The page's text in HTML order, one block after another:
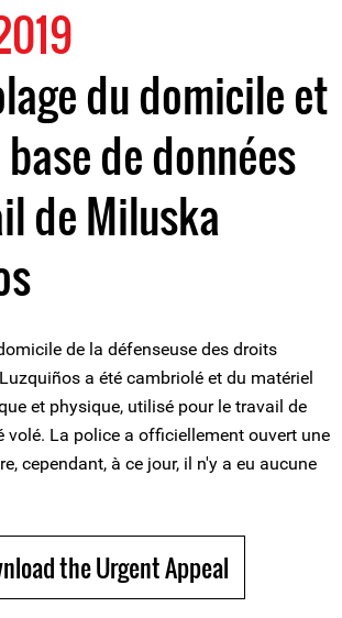
du domicile et
de données
de Miluska
de la défenseuse des droits
a été cambriolé et du matériel
et physique, utilisé pour le travail de
volé. La police a officiellement ouvert une
cependant, à ce jour, il n'y a eu aucune
the Urgent Appeal